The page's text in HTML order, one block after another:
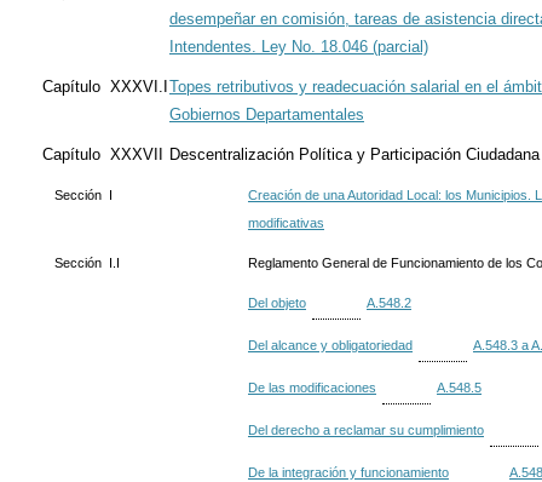
desempeñar en comisión, tareas de asistencia
Intendentes. Ley No. 18.046 (parcial)
Capítulo XXXVI.I
Topes retributivos y readecuación salarial en el
Gobiernos Departamentales
Capítulo XXXVII Descentralización Política y Participación Ciudadana
Sección I
Creación de una Autoridad Local: los Municipios.
modificativas
Sección I.I Reglamento General de Funcionamiento de los
Del objeto A.548.2
Del alcance y obligatoriedad A.548.3 a
De las modificaciones A.548.5
Del derecho a reclamar su cumplimiento
De la integración y funcionamiento